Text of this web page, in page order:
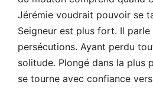
Jérémie voudrait pouvoir se
Seigneur est plus fort. Il parle
persécutions. Ayant perdu
solitude. Plongé dans la plus
se tourne avec confiance